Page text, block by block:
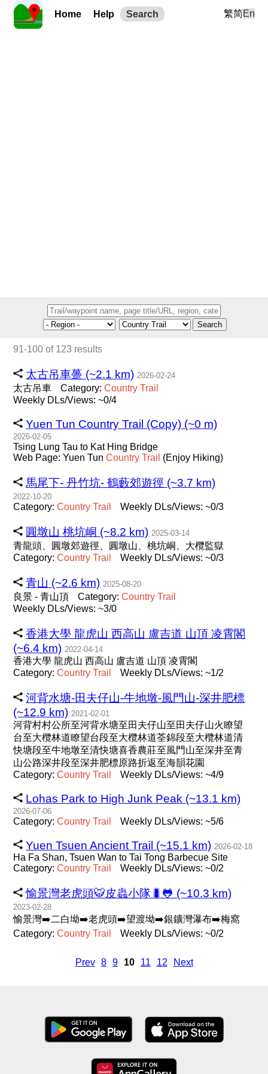
Home Help Search 繁简En
Search
91-100 of 123 results
太古吊車躉 (~2.1 km) 2026-02-24
太古吊車 Category:Country Trail
Weekly DLs/Views: ~0/4
Yuen Tun Country Trail (Copy) (~0 m)
2026-02-05
Tsing Lung Tau to Kat Hing Bridge
Web Page: Yuen TunCountry Trail (Enjoy Hiking)
馬尾下- 丹竹坑- 鶴藪郊遊徑 (~3.7 km)
2022-10-20
Category:Country Trail Weekly DLs/Views: ~0/3
圓墩山 桃坑峒 (~8.2 km) 2025-03-14
青龍頭、圓墩郊遊徑、圓墩山、桃坑峒、大欖監獄
Category:Country Trail Weekly DLs/Views: ~0/3
青山 (~2.6 km) 2025-08-20
良景 - 青山頂 Category:Country Trail
Weekly DLs/Views: ~3/0
香港大學 龍虎山 西高山 盧吉道 山頂 凌霄閣
(~6.4 km) 2022-04-14
香港大學 龍虎山 西高山 盧吉道 山頂 凌霄閣
Category:Country Trail Weekly DLs/Views: ~1/2
河背水塘-田夫仔山-牛地墩-風門山-深井肥標
(~12.9 km) 2021-02-01
河背村村公所至河背水塘至田夫仔山至田夫仔山火瞭望
台至大欖林道瞭望台段至大欖林道荃錦段至大欖林道清
快塘段至牛地墩至清快塘喜香農莊至風門山至深井至青
山公路深井段至深井肥標原路折返至海韻花園
Category:Country Trail Weekly DLs/Views: ~4/9
Lohas Park to High Junk Peak (~13.1 km)
2026-07-06
Category:Country Trail Weekly DLs/Views: ~5/6
Yuen Tsuen Ancient Trail (~15.1 km) 2026-02-18
Ha Fa Shan, Tsuen Wan to Tai Tong Barbecue Site
Category:Country Trail Weekly DLs/Views: ~0/2
愉景灣老虎頭🐯皮蟲小隊🐛🐸 (~10.3 km)
2023-02-28
愉景灣➡️二白坳➡️老虎頭➡️望渡坳➡️銀鑛灣瀑布➡️梅窩
Category:Country Trail Weekly DLs/Views: ~0/2
Prev 8 9 10 11 12 Next